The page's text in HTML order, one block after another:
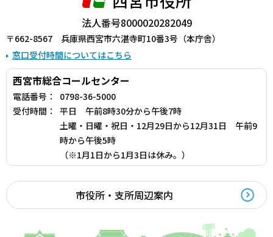
法人番号8000020282049
〒662-8567 兵庫県西宮市六湛寺町10番3号（本庁舎）
窓口受付時間についてはこちら
西宮市総合コールセンター
電話番号：
0798-36-5000
受付時間：
平日 午前8時30分から午後7時
土曜・日曜・祝日・12月29日から12月31日 午前9
時から午後5時
（※1月1日から1月3日は休み。）
市役所・支所周辺案内